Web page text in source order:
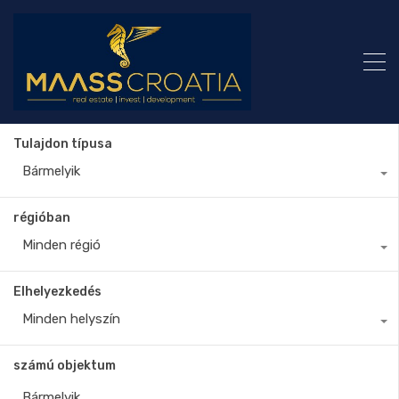
Tulajdon típusa
Bármelyik
régióban
Minden régió
Elhelyezkedés
Minden helyszín
számú objektum